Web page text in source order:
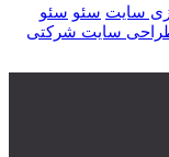
سایت سئو سئو
سایت شرکتی